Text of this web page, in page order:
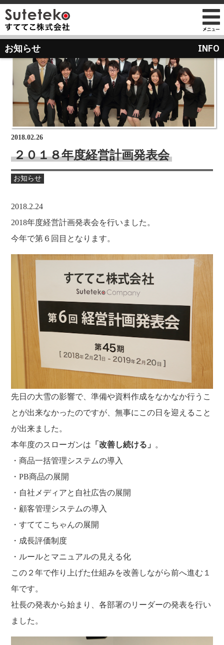
会社のこれまでとこれから
講演の依頼について
M&Aのご提案について
店舗のご案内
経営理念と使命
組織図
沿革
経営方針
過去の経営方針
取り組み
通販事業
自社PB製造販売事業
地域向け学生服販売
お知らせ
受賞歴
経験者採用（キャリア採用）
パート採用
周辺施設のご案内
President greeting
Company Information
Corporate philosophy
Retail business
Private brand products
Wholesale
Seeking new supplier
社长致辞及介绍
公司概要
沿革
自有品牌产品
批发的
お知らせ INFO
2018.02.26
２０１８年度経営計画発表会
お知らせ
2018.2.24
2018年度経営計画発表会を行いました。
今年で第６回目となります。
先日の大雪の影響で、準備や資料作成をなかなか行うこ
とが出来なかったのですが、無事にこの日を迎えること
が出来ました。
本年度のスローガンは 「改善し続ける」 。
・商品一括管理システムの導入
・PB商品の展開
・自社メディアと自社広告の展開
・顧客管理システムの導入
・すててこちゃんの展開
・成長評価制度
・ルールとマニュアルの見える化
この２年で作り上げた仕組みを改善しながら前へ進む１
年です。
社長の発表から始まり、各部署のリーダーの発表を行い
ました。